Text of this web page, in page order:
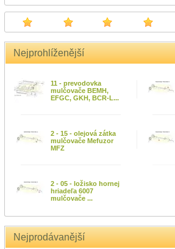
Nejprohlíženější
11 - prevodovka
mulčovače BEMH,
EFGC, GKH, BCR-L...
2 - 15 - olejová zátka
mulčovače Mefuzor
MFZ
2 - 05 - ložisko hornej
hriadeľa 6007
mulčovače ...
Nejprodávanější